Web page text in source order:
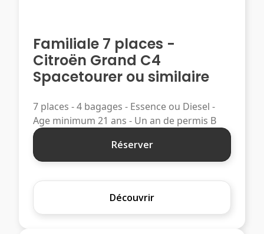
Familiale 7 places -
Citroën Grand C4
Spacetourer ou similaire
7 places - 4 bagages - Essence ou Diesel -
Age minimum 21 ans - Un an de permis B
Réserver
Découvrir